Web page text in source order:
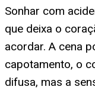
Sonhar com
que deixa o
acordar. A cena
capotamento, o
difusa, mas a